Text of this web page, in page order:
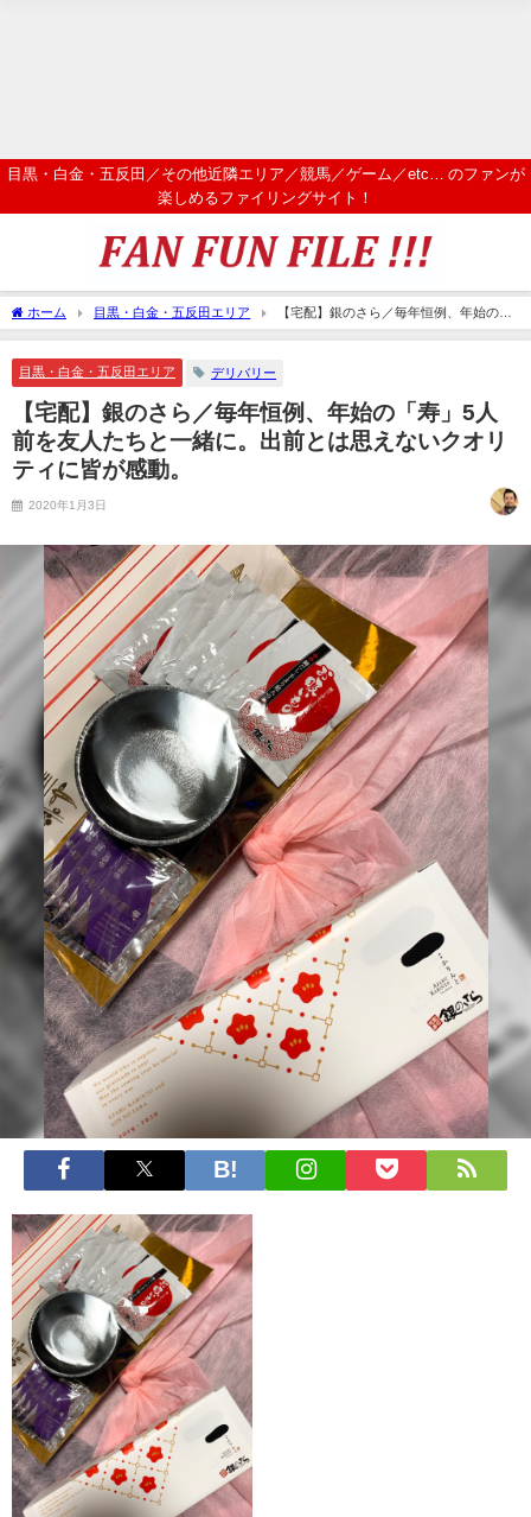
目黒・白金・五反田／その他近隣エリア／競馬／ゲーム／etc… のファンが
楽しめるファイリングサイト！
ホーム 目黒・白金・五反田エリア
【宅配】銀のさら／毎年恒例、年始の
「寿」5人前を友人たちと一緒に。出前とは思えないクオリティに皆が感動。
目黒・白金・五反田エリア デリバリー
【宅配】銀のさら／毎年恒例、年始の「寿」5人
前を友人たちと一緒に。出前とは思えないクオリ
ティに皆が感動。
2020年1月3日